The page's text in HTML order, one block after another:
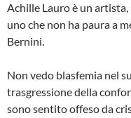
Achille Lauro è un
uno che non ha paura a
Bernini.
Non vedo blasfemia nel
trasgressione della
sono sentito offeso da